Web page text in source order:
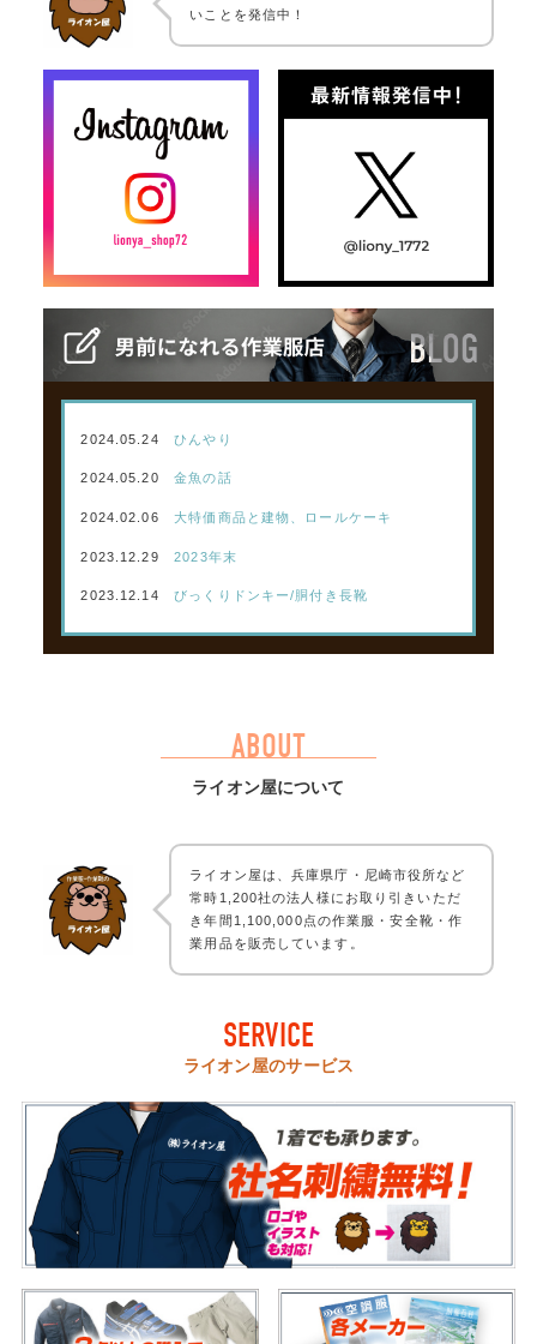
いことを発信中！
2024.05.24 ひんやり
2024.05.20 金魚の話
2024.02.06 大特価商品と建物、ロールケーキ
2023.12.29 2023年末
2023.12.14 びっくりドンキー/胴付き長靴
ABOUT
ライオン屋について
ライオン屋は、兵庫県庁・尼崎市役所など
常時1,200社の法人様にお取り引きいただ
き年間1,100,000点の作業服・安全靴・作
業用品を販売しています。
SERVICE
ライオン屋のサービス